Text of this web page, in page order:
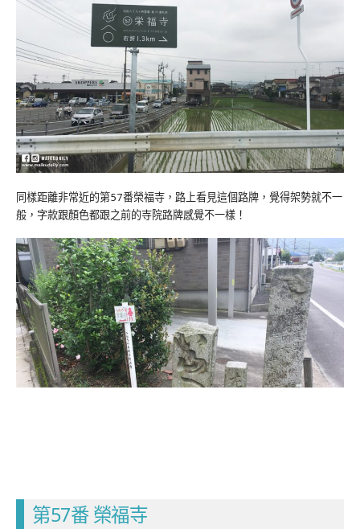
同樣距離非常近的第57番榮福寺，路上看見這個路牌，覺得架勢就不一
般，字款跟顏色都跟之前的寺院路牌感覺不一樣！
第57番 榮福寺